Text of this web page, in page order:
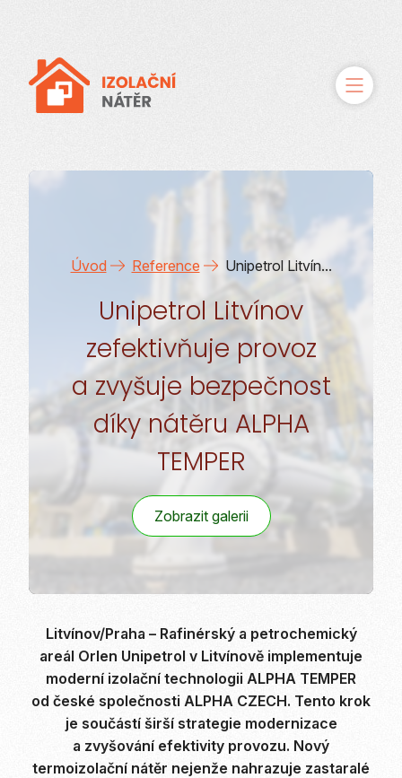
Úvod Reference Unipetrol Litvín...
Unipetrol Litvínov
zefektivňuje provoz
a zvyšuje bezpečnost
díky nátěru ALPHA
TEMPER
Zobrazit galerii
Litvínov/Praha – Rafinérský a petrochemický
areál Orlen Unipetrol v Litvínově implementuje
moderní izolační technologii ALPHA TEMPER
od české společnosti ALPHA CZECH. Tento krok
je součástí širší strategie modernizace
a zvyšování efektivity provozu. Nový
termoizolační nátěr nejenže nahrazuje zastaralé
O řešení
Případové studie
Reference
Kontakty